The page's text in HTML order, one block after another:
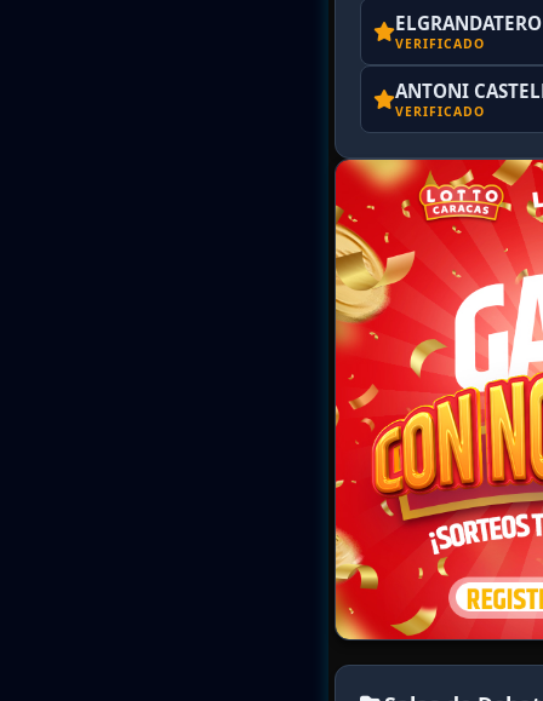
VERIFICADO
ANTONI
VERIFICADO